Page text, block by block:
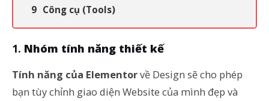
Công cụ (Tools)
Nhóm tính năng thiết kế
Tính năng của Elementorvề Design sẽ cho phép
bạn tùy chỉnh giao diện Website của mình đẹp và